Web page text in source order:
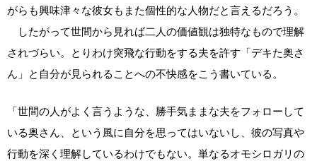
がらも興味津々な彼女もまた個性的な人物だと言えるだろう。
したがって世間から見れば二人の価値観は独特なもので理解
されづらい。とりわけ突飛な行動をする夫を許す「デキた奥さ
ん」と自分が見られることへの不快感をこう書いている。
「世間の人がよく言うような、勝手気ままな夫をフォローして
いる奥さん、という風に自分を思ってはいないし、彼の写真や
行動を深く理解しているわけでもない。単なるオモシロガリの